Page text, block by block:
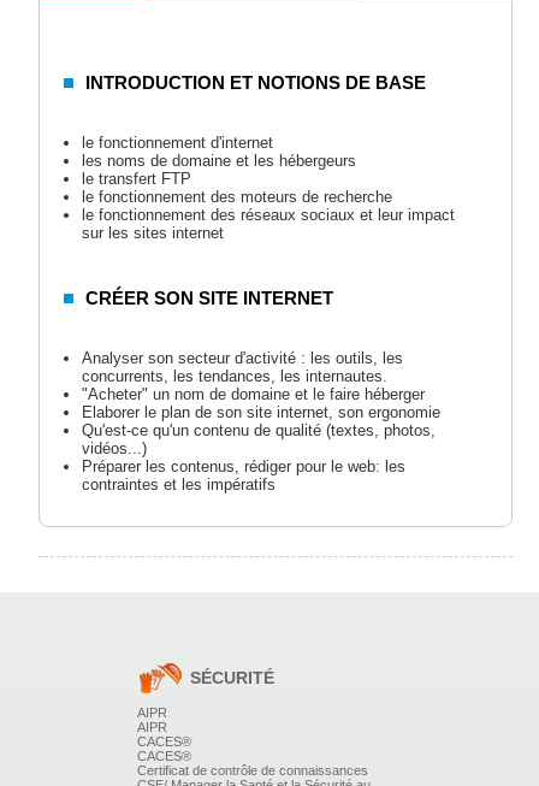
INTRODUCTION ET NOTIONS DE BASE
le fonctionnement d'internet
les noms de domaine et les hébergeurs
le transfert FTP
le fonctionnement des moteurs de recherche
le fonctionnement des réseaux sociaux et leur impact
sur les sites internet
CRÉER SON SITE INTERNET
Analyser son secteur d'activité : les outils, les
concurrents, les tendances, les internautes.
"Acheter" un nom de domaine et le faire héberger
Elaborer le plan de son site internet, son ergonomie
Qu'est-ce qu'un contenu de qualité (textes, photos,
vidéos...)
Préparer les contenus, rédiger pour le web: les
contraintes et les impératifs
télécharger wordpress
installer wordpress
le tableau de bord
paramétrer worpress
les grands types de thèmes
choisir un thème graphique et l'installer
SÉCURITÉ
AIPR
AIPR
CACES®
CACES®
Certificat de contrôle de connaissances